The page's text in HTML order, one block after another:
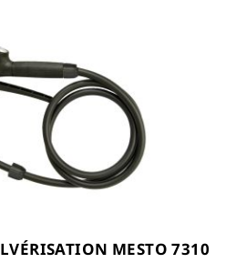
MESTO 7310